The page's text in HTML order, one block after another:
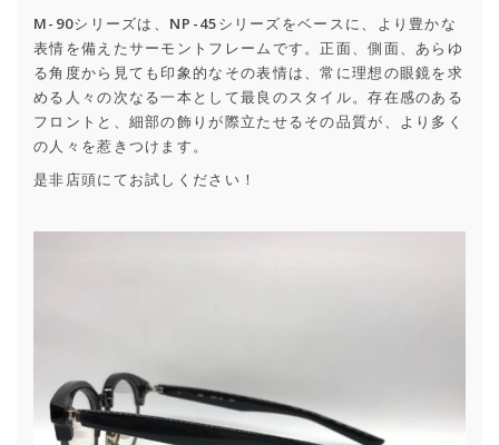
M-90シリーズは、NP-45シリーズをベースに、より豊かな
表情を備えたサーモントフレームです。正面、側面、あらゆ
る角度から見ても印象的なその表情は、常に理想の眼鏡を求
める人々の次なる一本として最良のスタイル。存在感のある
フロントと、細部の飾りが際立たせるその品質が、より多く
の人々を惹きつけます。
是非店頭にてお試しください！